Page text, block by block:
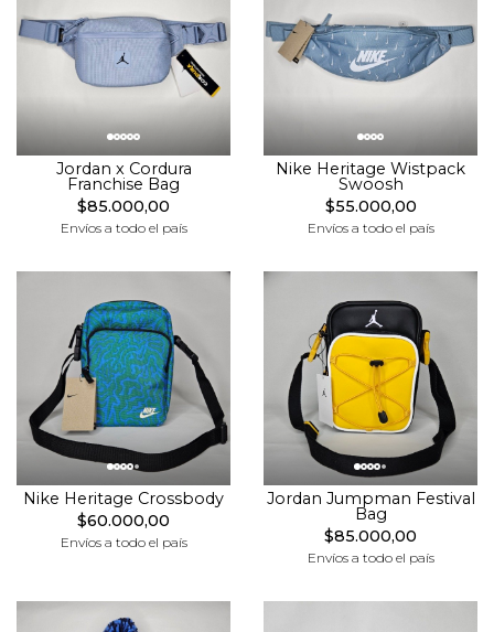
Jordan x Cordura
Franchise Bag
$85.000,00
Envíos a todo el país
Nike Heritage Wistpack
Swoosh
$55.000,00
Envíos a todo el país
Nike Heritage Crossbody
$60.000,00
Envíos a todo el país
Jordan Jumpman Festival
Bag
$85.000,00
Envíos a todo el país